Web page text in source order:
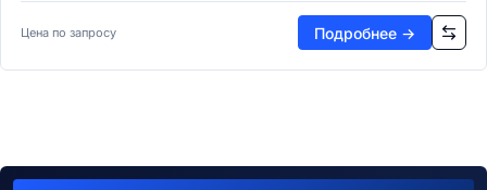
Цена по запросу Подробнее →